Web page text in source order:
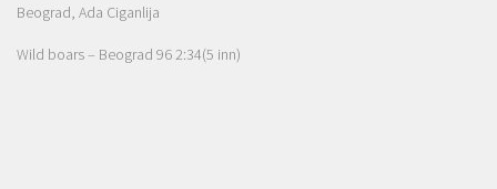
Beograd, Ada Ciganlija
Wild boars – Beograd 96 2:34(5 inn)